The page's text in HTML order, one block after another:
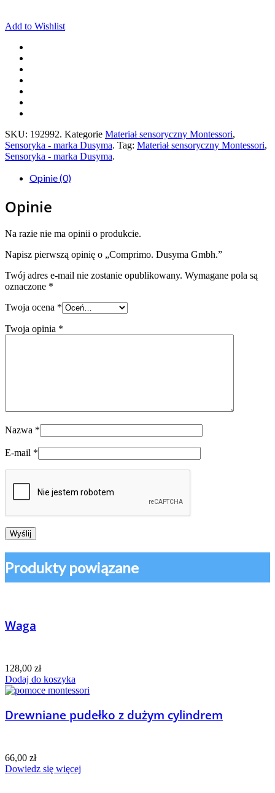
Add to Wishlist
SKU: 192992. Kategorie Materiał sensoryczny Montessori,
Sensoryka - marka Dusyma. Tag: Materiał sensoryczny Montessori,
Sensoryka - marka Dusyma.
Opinie (0)
Opinie
Na razie nie ma opinii o produkcie.
Napisz pierwszą opinię o „Comprimo. Dusyma Gmbh.”
Twój adres e-mail nie zostanie opublikowany. Wymagane pola są
oznaczone *
Twoja ocena *
Twoja opinia *
Nazwa *
E-mail *
Produkty powiązane
Waga
128,00 zł
Dodaj do koszyka
Drewniane pudełko z dużym cylindrem
66,00 zł
Dowiedz się więcej